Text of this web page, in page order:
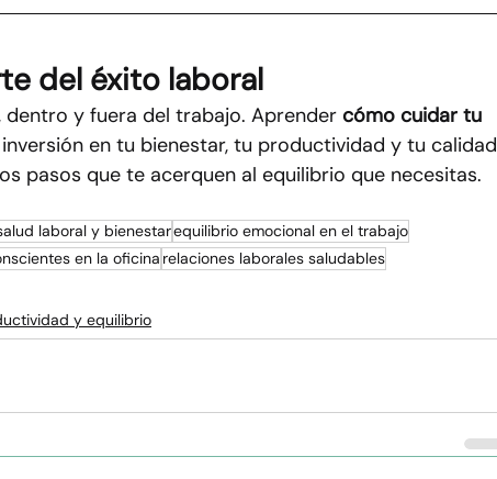
del éxito laboral
y fuera del trabajo. Aprender cómo cuidar tu
inversión en tu bienestar, tu productividad y tu calidad
pasos que te acerquen al equilibrio que necesitas.
laboral y bienestarequilibrio emocional en el trabajo
en la oficina relaciones laborales saludables
y equilibrio